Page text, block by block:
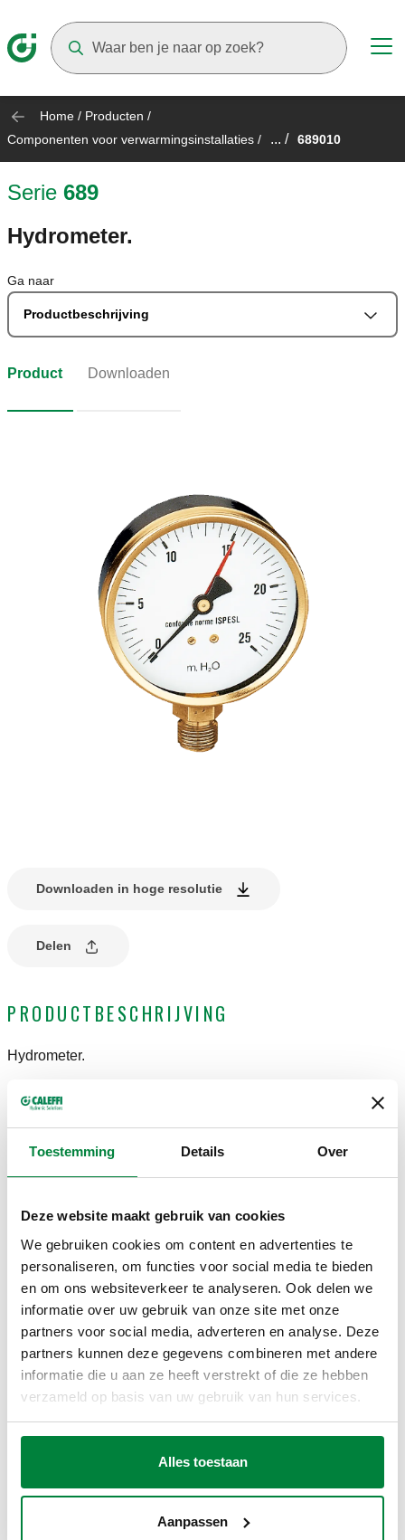
Toestemming Details Over
Deze website maakt gebruik van cookies
We gebruiken cookies om content en advertenties te
personaliseren, om functies voor social media te bieden
en om ons websiteverkeer te analyseren. Ook delen we
informatie over uw gebruik van onze site met onze
partners voor social media, adverteren en analyse. Deze
partners kunnen deze gegevens combineren met andere
informatie die u aan ze heeft verstrekt of die ze hebben
verzameld op basis van uw gebruik van hun services.
Alles toestaan
Aanpassen
Home / Producten /
Componenten voor verwarmingsinstallaties / ... / 689010
Serie 689
Hydrometer.
Ga naar
Productbeschrijving
Product Downloaden
Downloaden in hoge resolutie
Delen
PRODUCTBESCHRIJVING
Hydrometer.
TECHNISCHE GEGEVENS
Gemiddelde temperatuurbereik:
Ø:80 mm
TEKENINGEN EN SPECIFICATIES
Actions
689010
G 3/8" A (ISO 228-1) M
radiale aansluiting
0–10 mwk